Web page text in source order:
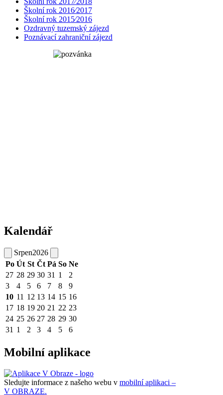
Školní rok 2016⁄2017
Školní rok 2015⁄2016
Ozdravný tuzemský zájezd
Poznávací zahraniční zájezd
Kalendář
Srpen2026
Po Út St Čt Pá So Ne
27 28 29 30 31 1
2
3
4 5 6 7 8
9
10 11 12 13 14 15 16
17 18 19 20 21 22 23
24 25 26 27 28 29 30
31 1 2 3 4 5 6
Mobilní aplikace
Sledujte informace z našeho webu v mobilní aplikaci –
V OBRAZE.